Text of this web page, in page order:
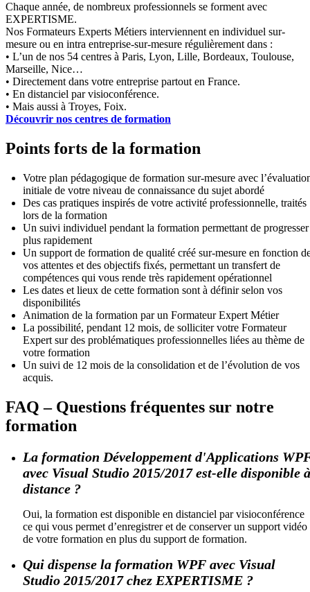
Chaque année, de nombreux professionnels se forment avec
EXPERTISME.
Nos Formateurs Experts Métiers interviennent en individuel sur-
mesure ou en intra entreprise-sur-mesure régulièrement dans :
• L’un de nos 54 centres à Paris, Lyon, Lille, Bordeaux, Toulouse,
Marseille, Nice…
• Directement dans votre entreprise partout en France.
• En distanciel par visioconférence.
• Mais aussi à Troyes, Foix.
Découvrir nos centres de formation
Points forts de la formation
Votre plan pédagogique de formation sur-mesure avec
initiale de votre niveau de connaissance du sujet abordé
Des cas pratiques inspirés de votre activité professionnelle, traités
lors de la formation
Un suivi individuel pendant la formation permettant de progresser
plus rapidement
Un support de formation de qualité créé sur-mesure en fonction
vos attentes et des objectifs fixés, permettant un transfert de
compétences qui vous rende très rapidement opérationnel
Les dates et lieux de cette formation sont à définir selon vos
disponibilités
Animation de la formation par un Formateur Expert Métier
La possibilité, pendant 12 mois, de solliciter votre Formateur
Expert sur des problématiques professionnelles liées au thème de
votre formation
Un suivi de 12 mois de la consolidation et de l’évolution de vos
acquis.
FAQ – Questions fréquentes sur notre
formation
La formation Développement d'Applications
avec Visual Studio 2015/2017 est-elle disponible à
distance ?
Oui, la formation est disponible en distanciel par visioconférence
ce qui vous permet d’enregistrer et de conserver un support vidéo
de votre formation en plus du support de formation.
Qui dispense la formation WPF avec Visual
Studio 2015/2017 chez EXPERTISME ?